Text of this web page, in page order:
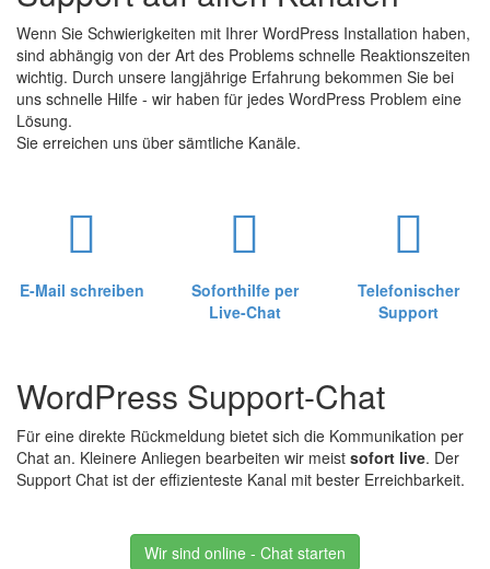
Wenn Sie Schwierigkeiten mit Ihrer WordPress Installation haben,
sind abhängig von der Art des Problems schnelle Reaktionszeiten
wichtig. Durch unsere langjährige Erfahrung bekommen Sie bei
uns schnelle Hilfe - wir haben für jedes WordPress Problem eine
Lösung.
Sie erreichen uns über sämtliche Kanäle.
E-Mail schreiben
Soforthilfe per
Live-Chat
Telefonischer
Support
WordPress Support-Chat
Für eine direkte Rückmeldung bietet sich die Kommunikation per
Chat an. Kleinere Anliegen bearbeiten wir meist sofort live. Der
Support Chat ist der effizienteste Kanal mit bester Erreichbarkeit.
Wir sind online - Chat starten